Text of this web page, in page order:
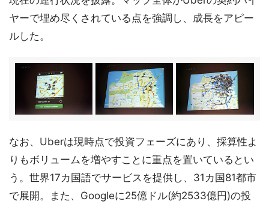
ヤーで埋め尽くされている点を強調し、成長をアピー
ルした。
なお、Uberは現時点で投資フェーズにあり、採算性よ
りもボリュームを増やすことに重点を置いているとい
う。世界17カ国語でサービスを提供し、31カ国81都市
で展開。また、Googleに25億ドル(約2533億円)の投